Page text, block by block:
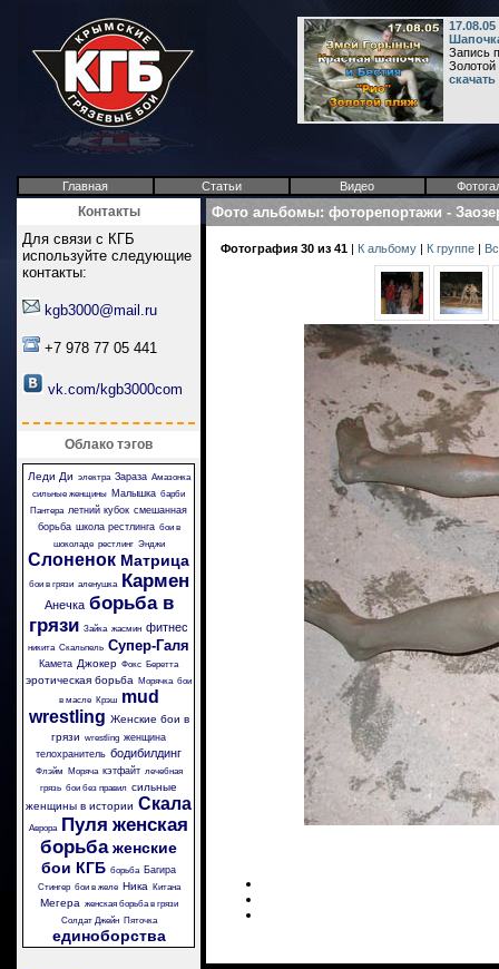
Запись
Главная Статьи Видео
Контакты
Для связи с КГБ
используйте следующие
контакты:
kgb3000@mail.ru
+7 978 77 05 441
vk.com/kgb3000com
Облако тэгов
Леди Ди электра Зараза Амазонка
сильные женщины Малышка барби
Пантера летний кубок смешанная
борьба школа рестлинга бои в
шоколаде рестлинг Энджи
Слоненок Матрица
бои в грязи аленушка Кармен
Анечка борьба в
грязи Зайка жасмин фитнес
никита Скальпель Супер-Галя
Камета Джокер Фокс Беретта
эротическая борьба Морячка бои
в масле
Крэш
mud
wrestling Женские бои в
грязи wrestling женщина
телохранитель бодибилдинг
Флэйм Моряча кэтфайт лечебная
грязь бои без правил сильные
женщины в истории Скала
Аврора Пуля женская
борьба женские
бои КГБ борьба Багира
Стингер бои в желе Ника Китана
Мегера женская борьба в грязи
Солдат Джейн
Пяточка
единоборства
Фото альбомы: фоторепортажи -
Фотография 30 из 41 | К альбому | К группе |